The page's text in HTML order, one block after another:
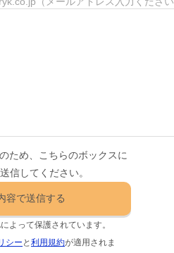
ため、こちらのボックスに
信してください。
よって保護されています。
シー と利用規約が適用されま